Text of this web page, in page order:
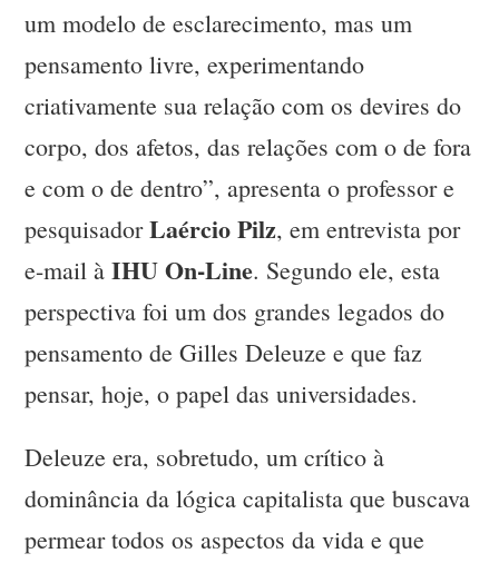
um modelo de esclarecimento, mas um
pensamento livre, experimentando
criativamente sua relação com os devires do
corpo, dos afetos, das relações com o de fora
e com o de dentro”, apresenta o professor e
pesquisadorLaércio Pilz, em entrevista por
e-mail àIHU On-Line. Segundo ele, esta
perspectiva foi um dos grandes legados do
pensamento de Gilles Deleuze e que faz
pensar, hoje, o papel das universidades.
Deleuze era, sobretudo, um crítico à
dominância da lógica capitalista que buscava
permear todos os aspectos da vida e que